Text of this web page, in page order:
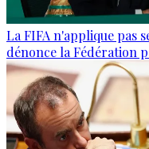
La FIFA n'applique pas
dénonce la Fédération